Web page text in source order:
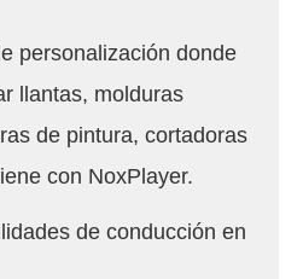
personalización donde
llantas, molduras
de pintura, cortadoras
con NoxPlayer.
de conducción en